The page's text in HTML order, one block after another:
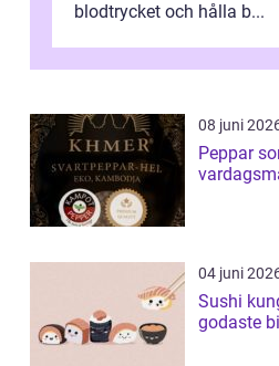
blodtrycket och hålla b...
08 juni
Peppar
04 juni
Sushi
godaste